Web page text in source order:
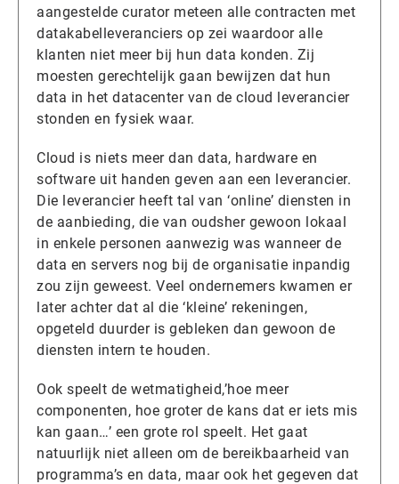
aangestelde curator meteen alle contracten met
datakabelleveranciers op zei waardoor alle
klanten niet meer bij hun data konden. Zij
moesten gerechtelijk gaan bewijzen dat hun
data in het datacenter van de cloud leverancier
stonden en fysiek waar.
Cloud is niets meer dan data, hardware en
software uit handen geven aan een leverancier.
Die leverancier heeft tal van ‘online’ diensten in
de aanbieding, die van oudsher gewoon lokaal
in enkele personen aanwezig was wanneer de
data en servers nog bij de organisatie inpandig
zou zijn geweest. Veel ondernemers kwamen er
later achter dat al die ‘kleine’ rekeningen,
opgeteld duurder is gebleken dan gewoon de
diensten intern te houden.
Ook speelt de wetmatigheid,’hoe meer
componenten, hoe groter de kans dat er iets mis
kan gaan…’ een grote rol speelt. Het gaat
natuurlijk niet alleen om de bereikbaarheid van
programma’s en data, maar ook het gegeven dat